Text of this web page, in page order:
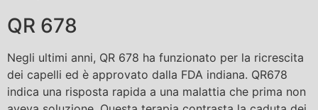
QR 678
Negli ultimi anni, QR 678 ha funzionato per la ricrescita
dei capelli ed è approvato dalla FDA indiana. QR678
indica una risposta rapida a una malattia che prima non